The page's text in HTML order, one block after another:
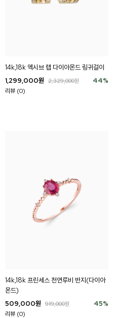
14k,18k 엑시브 랩 다이아몬드 링귀걸이
44%
1,299,000원 2,329,000원
리뷰 (0)
14k,18k 프린세스 천연루비 반지(다이아
몬드)
45%
509,000원 919,000원
리뷰 (0)